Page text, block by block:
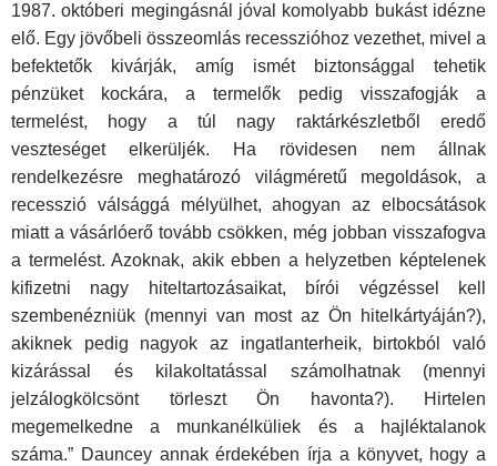
1987. októberi megingásnál jóval komolyabb bukást idézne
elő. Egy jövőbeli összeomlás recesszióhoz vezethet, mivel a
befektetők kivárják, amíg ismét biztonsággal tehetik
pénzüket kockára, a termelők pedig visszafogják a
termelést, hogy a túl nagy raktárkészlet­ből eredő
veszteséget elkerüljék. Ha rövidesen nem állnak
rendelkezésre meghatározó világméretű megoldások, a
recesszió válsággá mélyülhet, ahogyan az elbocsátások
miatt a vásárlóerő tovább csökken, még jobban visszafogva
a termelést. Azoknak, akik ebben a helyzetben képtelenek
kifizetni nagy hiteltartozásaikat, bírói végzéssel kell
szembenézniük (mennyi van most az Ön hitelkártyáján?),
akiknek pedig nagyok az ingatlanterheik, birtokból való
kizárással és kilakoltatással számolhatnak (mennyi
jelzálogkölcsönt törleszt Ön havonta?). Hirtelen
megemelkedne a munkanélküliek és a hajléktalanok
száma.” Dauncey annak érdekében írja a könyvet, hogy a